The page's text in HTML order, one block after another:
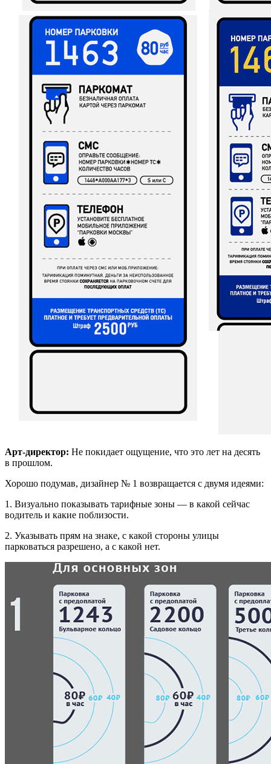
Арт-директор: Не покидает ощущение, что это лет на десять
в прошлом.
Хорошо подумав, дизайнер № 1 возвращается с двумя идеями:
1. Визуально показывать тарифные зоны — в какой сейчас
водитель и какие поблизости.
2. Указывать прям на знаке, с какой стороны улицы
парковаться разрешено, а с какой нет.